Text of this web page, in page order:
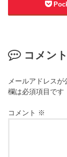
コメン
メールアドレスが
欄は必須項目です
コメント ※